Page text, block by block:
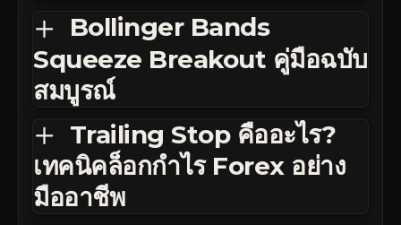
Bollinger Bands
Squeeze Breakout คู่มือฉบับ
สมบูรณ์
Trailing Stop คืออะไร?
เทคนิคล็อกกำไร Forex อย่าง
มืออาชีพ